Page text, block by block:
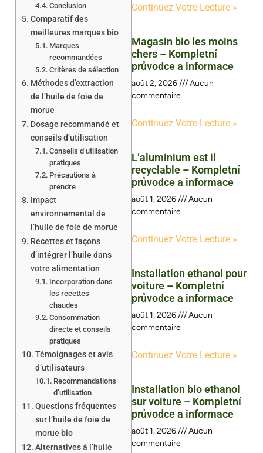
Conclusion
Comparatif des
meilleures marques bio
Marques
recommandées
Critères de sélection
Méthodes d’extraction
de l’huile de foie de
morue
Dosage recommandé et
conseils d’utilisation
Conseils d’utilisation
pratiques
Précautions à
prendre
Impact
environnemental de
l’huile de foie de morue
Recettes et façons
d’intégrer l’huile dans
votre alimentation
Incorporation dans
les recettes
chaudes
Consommation
directe et conseils
pratiques
Témoignages et avis
d’utilisateurs
Recommandations
d’utilisation
Questions fréquentes
sur l’huile de foie de
morue bio
Alternatives à l’huile
Continuez Votre Lecture »
Magasin bio les moins
chers – Kompletní
průvodce a informace
août 2, 2026
Aucun
commentaire
Continuez Votre Lecture »
L’aluminium est il
recyclable – Kompletní
průvodce a informace
août 1, 2026
Aucun
commentaire
Continuez Votre Lecture »
Installation ethanol pour
voiture – Kompletní
průvodce a informace
août 1, 2026
Aucun
commentaire
Continuez Votre Lecture »
Installation bio ethanol
sur voiture – Kompletní
průvodce a informace
août 1, 2026
Aucun
commentaire